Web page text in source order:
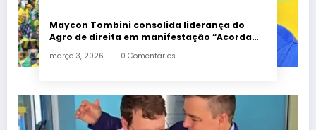
Maycon Tombini consolida liderança do
Agro de direita em manifestação “Acorda
março 3, 2026 0 Comentários